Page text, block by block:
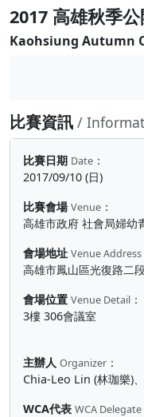
2017 高雄秋季
Kaohsiung Autumn
比賽資訊 /
比賽日期 Date ：
2017/09/10 (日)
比賽會場 Venue ：
高雄市政府 社會局婦幼
會場地址 Venue Address
高雄市鳳山區光復路二
會場位置 Venue Detail ：
3樓 306會議室
主辦人 Organizer ：
Chia-Leo Lin (林珈樂)
WCA代表 WCA Delegate